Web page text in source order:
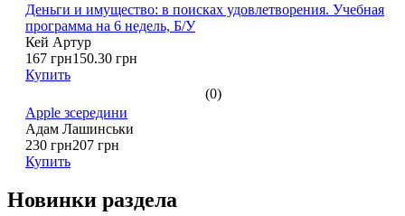
Деньги и имущество: в поисках удовлетворения. Учебная
программа на 6 недель, Б/У
Кей Артур
167 грн150.30 грн
Купить
(0)
Apple зсередини
Адам Лашинськи
230 грн207 грн
Купить
Новинки раздела